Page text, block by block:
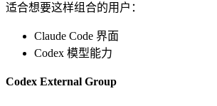
适合想要这样组合的用户：
Claude Code 界面
Codex 模型能力
Codex External Group